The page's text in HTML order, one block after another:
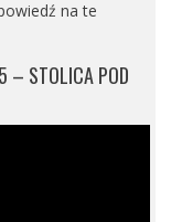
na te
– STOLICA POD